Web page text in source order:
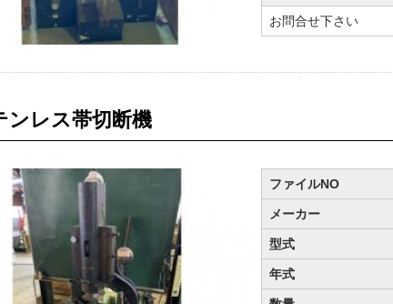
お問合せ下さい
ンレス帯切断機
ファイルNO
メーカー
型式
年式